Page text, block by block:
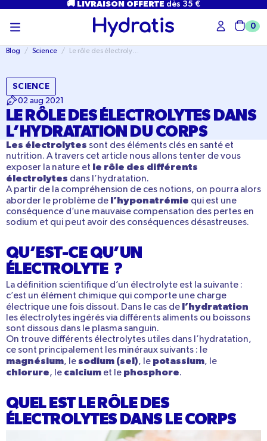
CONTENU
🚚 LIVRAISON OFFERTE dès 35 €
0
Blog / Science / Le rôle des électrolytes dans l’hydratation du corps
SCIENCE
02 aug 2021
LE RÔLE DES ÉLECTROLYTES DANS
L’HYDRATATION DU CORPS
Les électrolytes sont des éléments clés en santé et
nutrition. A travers cet article nous allons tenter de vous
exposer la nature et
le rôle des différents
électrolytes dans l’hydratation.
A partir de la compréhension de ces notions, on pourra alors
aborder le problème de l’hyponatrémie qui est une
conséquence d’une mauvaise compensation des pertes en
sodium et qui peut avoir des conséquences désastreuses.
QU’EST-CE QU’UN
ÉLECTROLYTE ?
La définition scientifique d’un électrolyte est la suivante :
c’est un élément chimique qui comporte une charge
électrique une fois dissout. Dans le cas de l’hydratation
les électrolytes ingérés via différents aliments ou boissons
sont dissous dans le plasma sanguin.
On trouve différents électrolytes utiles dans l’hydratation,
ce sont principalement les minéraux suivants : le
magnésium, lesodium (sel), le potassium, le
chlorure, le calcium et le phosphore.
QUEL EST LE RÔLE DES
ÉLECTROLYTES DANS LE CORPS